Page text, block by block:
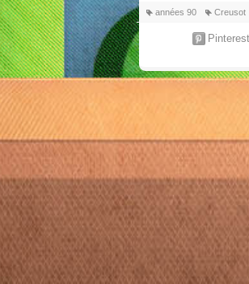
années 90 Creusot
Pinterest